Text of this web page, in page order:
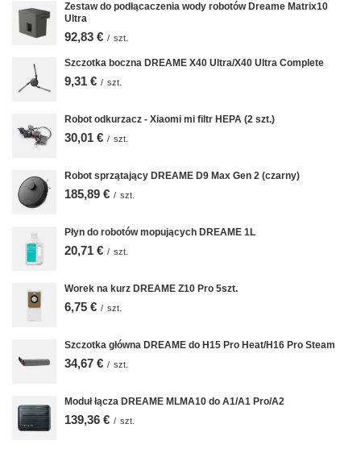
Zestaw do podłącaczenia wody robotów Dreame Matrix10
Ultra
92,83 € / szt.
Szczotka boczna DREAME X40 Ultra/X40 Ultra Complete
9,31 € / szt.
Robot odkurzacz - Xiaomi mi filtr HEPA (2 szt.)
30,01 € / szt.
Robot sprzątający DREAME D9 Max Gen 2 (czarny)
185,89 € / szt.
Płyn do robotów mopujących DREAME 1L
20,71 € / szt.
Worek na kurz DREAME Z10 Pro 5szt.
6,75 € / szt.
Szczotka główna DREAME do H15 Pro Heat/H16 Pro Steam
34,67 € / szt.
Moduł łącza DREAME MLMA10 do A1/A1 Pro/A2
139,36 € / szt.